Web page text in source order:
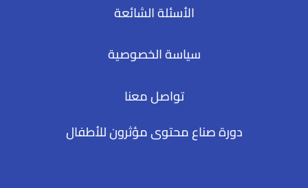
الأسئلة الشائعة
سياسة الخصوصية
تواصل معنا
دورة صناع محتوى مؤثرون للأطفال